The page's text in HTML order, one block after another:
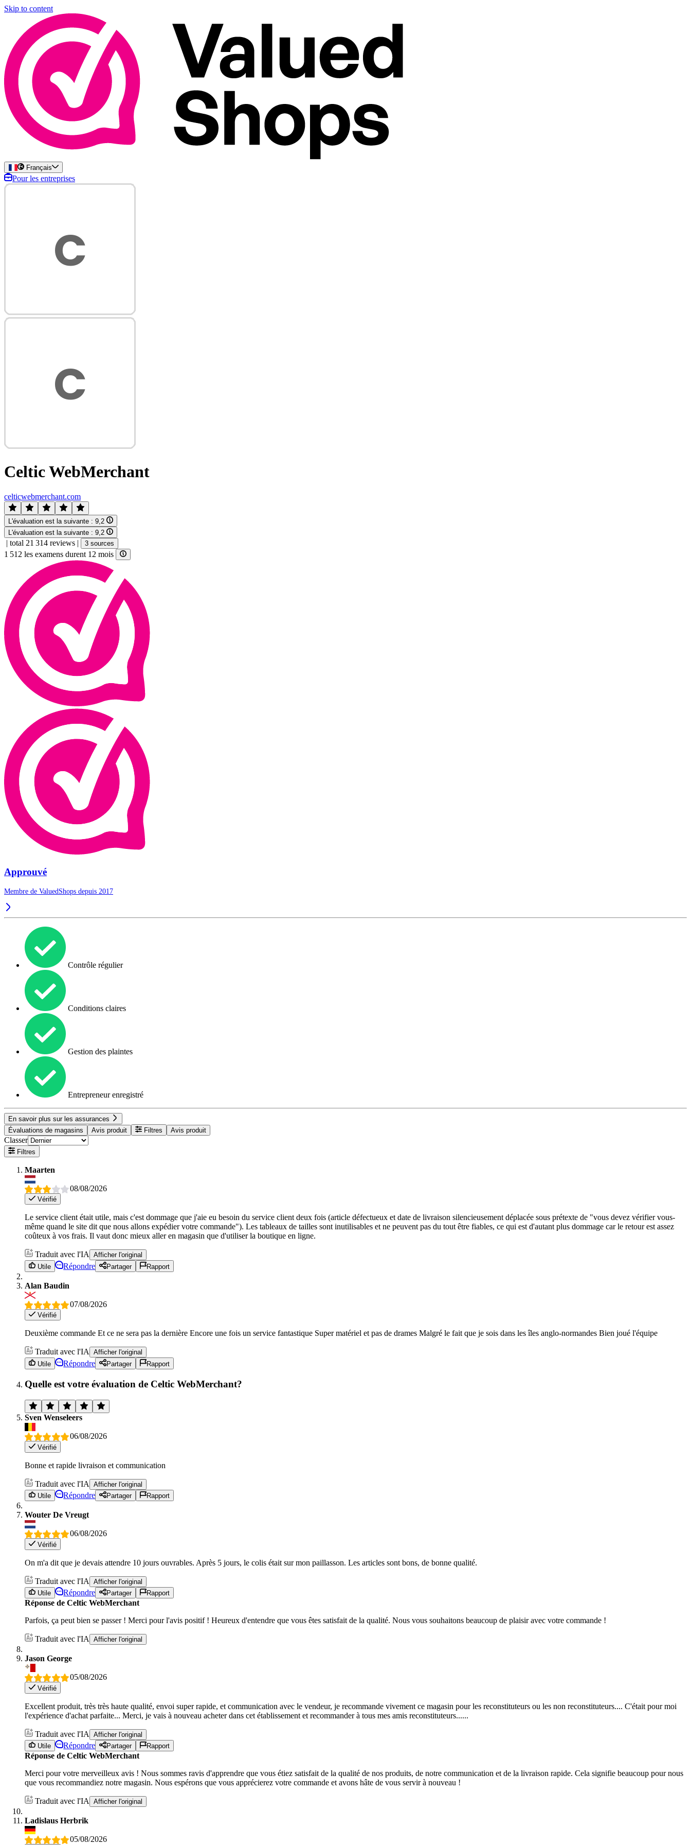
Skip to content
Français
Pour les entreprises
Celtic WebMerchant
celticwebmerchant.com
L'évaluation est la suivante : 9,2
L'évaluation est la suivante : 9,2
| total 21 314 reviews | 3 sources
1 512 les examens durent 12 mois
Approuvé
Membre de ValuedShops depuis 2017
Contrôle régulier
Conditions claires
Gestion des plaintes
Entrepreneur enregistré
En savoir plus sur les assurances
Évaluations de magasins
Avis produit Filtres Avis produit
Classer
Filtres
Maarten
08/08/2026
Vérifié
Le service client était utile, mais c'est dommage que j'aie eu besoin du service client deux fois (article défectueux et date de livraison silencieusement déplacée sous prétexte de "vous devez vérifier vous-
même quand le site dit que nous allons expédier votre commande"). Les tableaux de tailles sont inutilisables et ne peuvent pas du tout être fiables, ce qui est d'autant plus dommage car le retour est assez
coûteux à vos frais. Il vaut donc mieux aller en magasin que d'utiliser la boutique en ligne.
Traduit avec l'IA
Afficher l'original
Utile
Répondre Partager Rapport
Alan Baudin
07/08/2026
Vérifié
Deuxième commande Et ce ne sera pas la dernière Encore une fois un service fantastique Super matériel et pas de drames Malgré le fait que je sois dans les îles anglo-normandes Bien joué l'équipe
Traduit avec l'IA
Afficher l'original
Utile
Répondre Partager Rapport
Quelle est votre évaluation de Celtic WebMerchant?
Sven Wenseleers
06/08/2026
Vérifié
Bonne et rapide livraison et communication
Traduit avec l'IA
Afficher l'original
Utile
Répondre Partager Rapport
Wouter De Vreugt
06/08/2026
Vérifié
On m'a dit que je devais attendre 10 jours ouvrables. Après 5 jours, le colis était sur mon paillasson. Les articles sont bons, de bonne qualité.
Traduit avec l'IA
Afficher l'original
Utile
Répondre Partager Rapport
Réponse de Celtic WebMerchant
Parfois, ça peut bien se passer ! Merci pour l'avis positif ! Heureux d'entendre que vous êtes satisfait de la qualité. Nous vous souhaitons beaucoup de plaisir avec votre commande !
Traduit avec l'IA Afficher l'original
Jason George
05/08/2026
Vérifié
Excellent produit, très très haute qualité, envoi super rapide, et communication avec le vendeur, je recommande vivement ce magasin pour les reconstituteurs ou les non reconstituteurs.... C'était pour moi
l'expérience d'achat parfaite... Merci, je vais à nouveau acheter dans cet établissement et recommander à tous mes amis reconstituteurs......
Traduit avec l'IA
Afficher l'original
Utile
Répondre Partager Rapport
Réponse de Celtic WebMerchant
Merci pour votre merveilleux avis ! Nous sommes ravis d'apprendre que vous étiez satisfait de la qualité de nos produits, de notre communication et de la livraison rapide. Cela signifie beaucoup pour nous
que vous recommandiez notre magasin. Nous espérons que vous apprécierez votre commande et avons hâte de vous servir à nouveau !
Traduit avec l'IA Afficher l'original
Ladislaus Herbrik
05/08/2026